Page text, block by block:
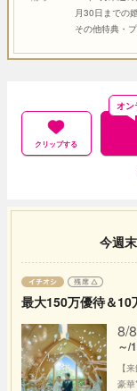
月30日までの
その他特典・
クリップする
オ
今週
最大150万優待＆10
8/8
～/
【
豪